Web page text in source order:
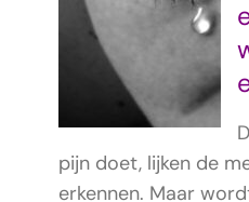
pijn doet, lijken de
erkennen. Maar